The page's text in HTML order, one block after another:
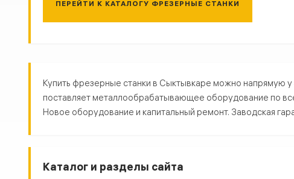
ПЕРЕЙТИ К КАТАЛОГУ ФРЕЗЕРНЫЕ СТАНКИ
Фрезерные станки в Сыктывкаре
Купить фрезерные станки в Сыктывкаре можно напрямую
поставляет металлообрабатывающее оборудование по
Новое оборудование и капитальный ремонт. Заводская
Каталог и разделы сайта